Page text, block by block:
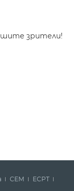
зрители!
СЕМ
ECPT